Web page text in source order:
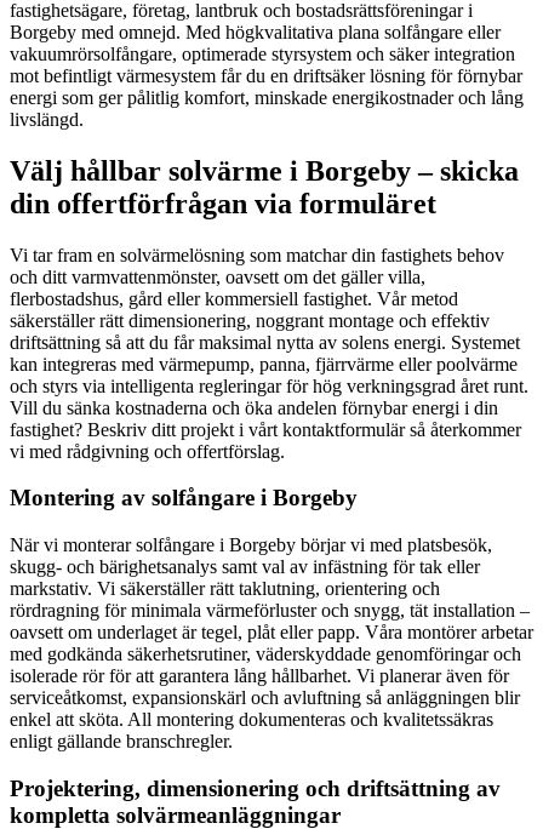
fastighetsägare, företag, lantbruk och bostadsrättsföreningar i
Borgeby med omnejd. Med högkvalitativa plana solfångare eller
vakuumrörsolfångare, optimerade styrsystem och säker integration
mot befintligt värmesystem får du en driftsäker lösning för förnybar
energi som ger pålitlig komfort, minskade energikostnader och lång
livslängd.
Välj hållbar solvärme i Borgeby – skicka
din offertförfrågan via formuläret
Vi tar fram en solvärmelösning som matchar din fastighets behov
och ditt varmvattenmönster, oavsett om det gäller villa,
flerbostadshus, gård eller kommersiell fastighet. Vår metod
säkerställer rätt dimensionering, noggrant montage och effektiv
driftsättning så att du får maksimal nytta av solens energi. Systemet
kan integreras med värmepump, panna, fjärrvärme eller poolvärme
och styrs via intelligenta regleringar för hög verkningsgrad året runt.
Vill du sänka kostnaderna och öka andelen förnybar energi i din
fastighet? Beskriv ditt projekt i vårt kontaktformulär så återkommer
vi med rådgivning och offertförslag.
Montering av solfångare i Borgeby
När vi monterar solfångare i Borgeby börjar vi med platsbesök,
skugg- och bärighetsanalys samt val av infästning för tak eller
markstativ. Vi säkerställer rätt taklutning, orientering och
rördragning för minimala värmeförluster och snygg, tät installation –
oavsett om underlaget är tegel, plåt eller papp. Våra montörer arbetar
med godkända säkerhetsrutiner, väderskyddade genomföringar och
isolerade rör för att garantera lång hållbarhet. Vi planerar även för
serviceåtkomst, expansionskärl och avluftning så anläggningen blir
enkel att sköta. All montering dokumenteras och kvalitetssäkras
enligt gällande branschregler.
Projektering, dimensionering och driftsättning av
kompletta solvärmeanläggningar